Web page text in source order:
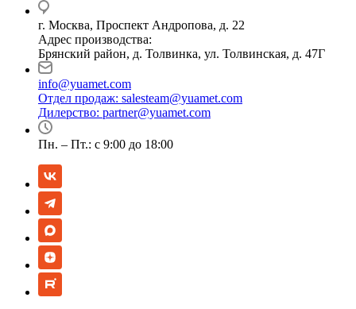
г. Москва, Проспект Андропова, д. 22
Адрес производства:
Брянский район, д. Толвинка, ул. Толвинская, д. 47Г
info@yuamet.com
Отдел продаж: salesteam@yuamet.com
Дилерство: partner@yuamet.com
Пн. – Пт.: с 9:00 до 18:00